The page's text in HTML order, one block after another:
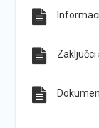
Zaključci